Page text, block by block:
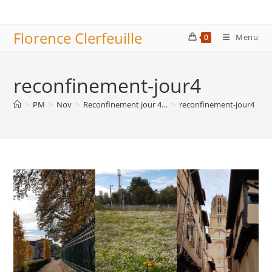
contentFlorence Clerfeuille 0 Menu
reconfinement-jour4
> PM > Nov > Reconfinement jour 4… > reconfinement-jour4